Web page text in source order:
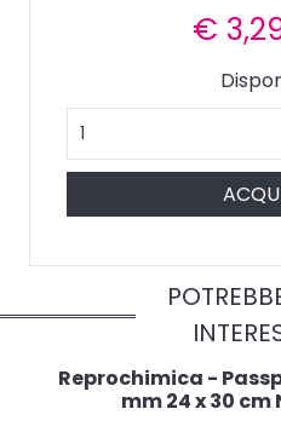
€
Reprochimica -
mm 24 x 30